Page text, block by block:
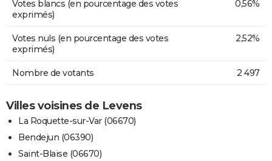
Votes blancs (en pourcentage des votes
exprimés)
0,56%
Votes nuls (en pourcentage des votes
exprimés)
2,52%
Nombre de votants 2 497
Villes voisines de Levens
La Roquette-sur-Var (06670)
Bendejun (06390)
Saint-Blaise (06670)